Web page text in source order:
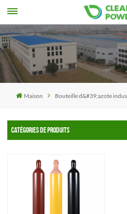
Maison Bouteille d&#39;azote
CATÉGORIES DE PRODUITS